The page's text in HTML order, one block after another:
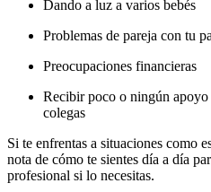
Dando a luz a varios bebés
Problemas de pareja con tu
Preocupaciones financieras
Recibir poco o ningún
colegas
Si te enfrentas a situaciones como
nota de cómo te sientes día a día
profesional si lo necesitas.